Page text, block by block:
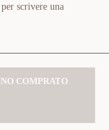
per scrivere una
COMPRATO